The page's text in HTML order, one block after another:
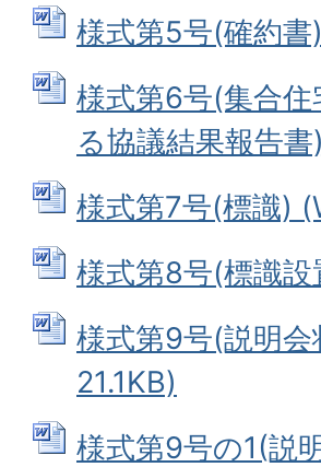
様式第5号(確約
様式第6号(集合
る協議結果報告
様式第7号(標識)
様式第8号(標識
様式第9号(説明
21.1KB)
様式第9号の1(説